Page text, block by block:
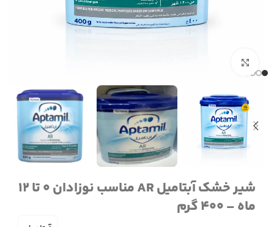
شیر خشک آبتامیل AR مناسب نوزادان 0 تا 12
ماه – 400 گرم